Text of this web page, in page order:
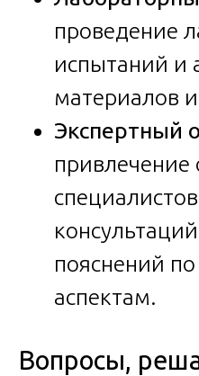
проведение
испытаний и
материалов
Экспертный
пояснений
аспектам.
Вопросы,